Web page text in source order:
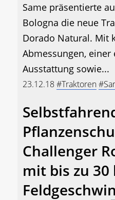
Same präsentierte
Bologna die neue
Dorado Natural. Mit
Abmessungen, einer
Ausstattung sowie...
23.12.18#Traktoren
Challenger
mit bis zu